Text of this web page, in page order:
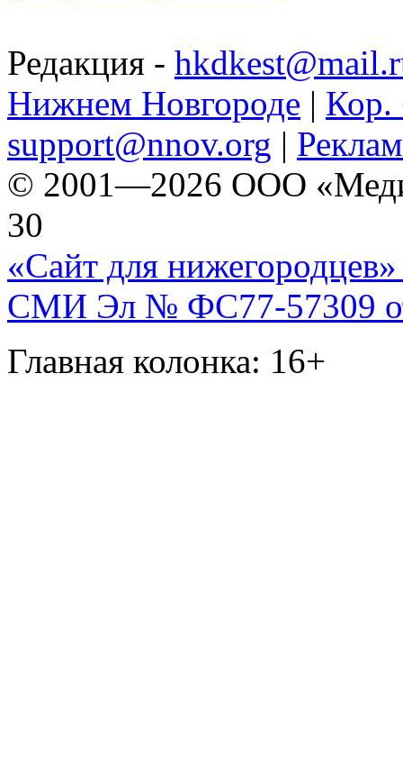
Редакция -
Нижнем Новгороде | Кор.
support@nnov.org |
© 2001—2026 ООО
30
«Сайт для нижегородцев»
СМИ Эл № ФС77-57309
Главная колонка: 16+